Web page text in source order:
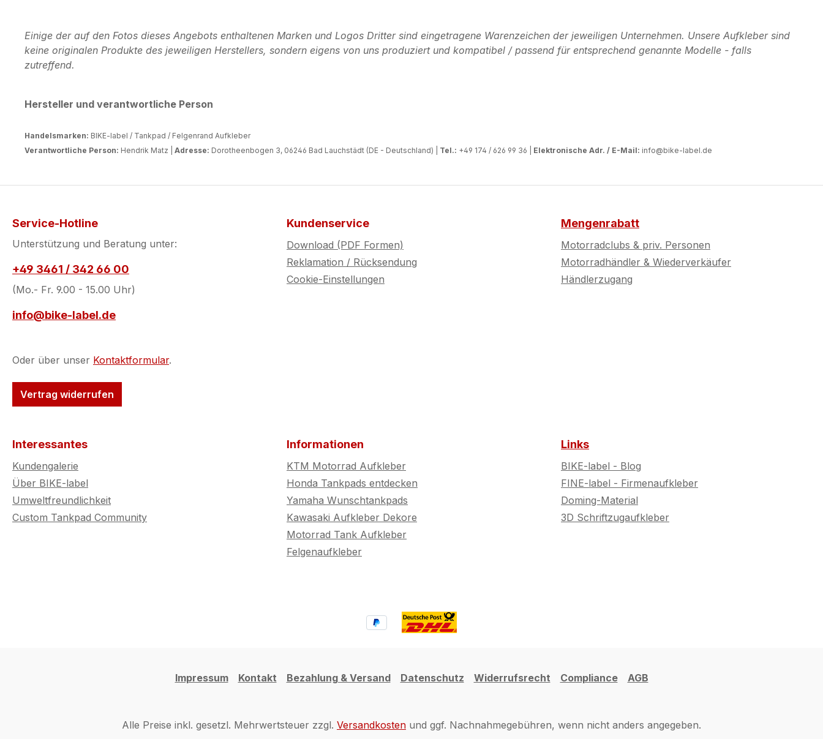
Einige der auf den Fotos dieses Angebots enthaltenen Marken und Logos Dritter sind eingetragene Warenzeichen der jeweiligen Unternehmen. Unsere Aufkleber sind
keine originalen Produkte des jeweiligen Herstellers, sondern eigens von uns produziert und kompatibel / passend für entsprechend genannte Modelle - falls
zutreffend.
Hersteller und verantwortliche Person
Handelsmarken: BIKE-label / Tankpad / Felgenrand Aufkleber
Verantwortliche Person: Hendrik Matz | Adresse: Dorotheenbogen 3, 06246 Bad Lauchstädt (DE - Deutschland) | Tel.: +49 174 / 626 99 36 | Elektronische Adr. / E-Mail: info@bike-label.de
Service-Hotline
Unterstützung und Beratung unter:
+49 3461 / 342 66 00
(Mo.- Fr. 9.00 - 15.00 Uhr)
info@bike-label.de
Oder über unser Kontaktformular.
Vertrag widerrufen
Kundenservice
Download (PDF Formen)
Reklamation / Rücksendung
Cookie-Einstellungen
Mengenrabatt
Motorradclubs & priv. Personen
Motorradhändler & Wiederverkäufer
Händlerzugang
Interessantes
Kundengalerie
Über BIKE-label
Umweltfreundlichkeit
Custom Tankpad Community
Informationen
KTM Motorrad Aufkleber
Honda Tankpads entdecken
Yamaha Wunschtankpads
Kawasaki Aufkleber Dekore
Motorrad Tank Aufkleber
Felgenaufkleber
Links
BIKE-label - Blog
FINE-label - Firmenaufkleber
Doming-Material
3D Schriftzugaufkleber
Impressum Kontakt Bezahlung & Versand Datenschutz Widerrufsrecht Compliance AGB
Alle Preise inkl. gesetzl. Mehrwertsteuer zzgl. Versandkosten und ggf. Nachnahmegebühren, wenn nicht anders angegeben.